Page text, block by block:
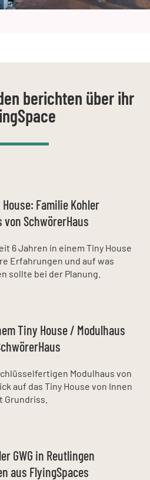
berichten über ihr
Familie Kohler
von SchwörerHaus
6 Jahren in einem Tiny House
Erfahrungen und auf was
sollte bei der Planung.
Tiny House / Modulhaus
Modulhaus von
auf das Tiny House von Innen
Grundriss.
GWG in Reutlingen
aus FlyingSpaces